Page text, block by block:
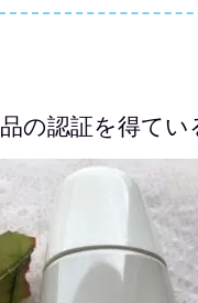
の認証を得てい